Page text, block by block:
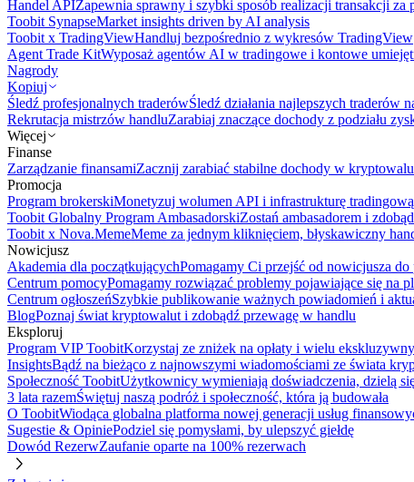
Handel APIZapewnia sprawny i szybki sposób realizacji transakcji za
Toobit SynapseMarket insights driven by AI analysis
Toobit x TradingViewHandluj bezpośrednio z wykresów TradingView
Agent Trade KitWyposaż agentów AI w tradingowe i kontowe
Nagrody
Kopiuj
Śledź profesjonalnych traderówŚledź działania najlepszych traderów
Rekrutacja mistrzów handluZarabiaj znaczące dochody z podziału
Więcej
Finanse
Zarządzanie finansamiZacznij zarabiać stabilne dochody w
Promocja
Program brokerskiMonetyzuj wolumen API i infrastrukturę
Toobit Globalny Program AmbasadorskiZostań ambasadorem i
Toobit x Nova.MemeMeme za jednym kliknięciem, błyskawiczny
Nowicjusz
Akademia dla początkującychPomagamy Ci przejść od nowicjusza do
Centrum pomocyPomagamy rozwiązać problemy pojawiające się na
Centrum ogłoszeńSzybkie publikowanie ważnych powiadomień i
BlogPoznaj świat kryptowalut i zdobądź przewagę w handlu
Eksploruj
Program VIP ToobitKorzystaj ze zniżek na opłaty i wielu
InsightsBądź na bieżąco z najnowszymi wiadomościami ze świata
Społeczność ToobitUżytkownicy wymieniają doświadczenia, dzielą
3 lata razemŚwiętuj naszą podróż i społeczność, która ją budowała
O ToobitWiodąca globalna platforma nowej generacji usług
Sugestie & OpiniePodziel się pomysłami, by ulepszyć giełdę
Dowód RezerwZaufanie oparte na 100% rezerwach